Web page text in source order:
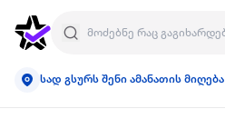
სად გსურს შენი ამანათის მიღება